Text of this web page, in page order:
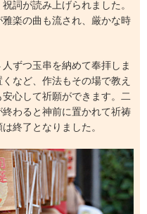
詞が読み上げられました。
楽の曲も流され、厳かな時
ずつ玉串を納めて奉拝しま
など、作法もその場で教え
心して祈願ができます。二
わると神前に置かれて祈祷
終了となりました。